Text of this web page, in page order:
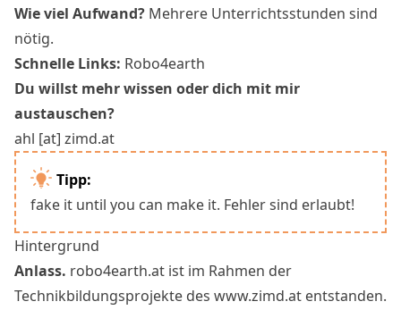
Wie viel Aufwand? Mehrere Unterrichtsstunden sind
nötig.
Schnelle Links: Robo4earth
Du willst mehr wissen oder dich mit mir
austauschen?
ahl [at] zimd.at
Tipp:
fake it until you can make it. Fehler sind erlaubt!
Hintergrund
Anlass. robo4earth.at ist im Rahmen der
Technikbildungsprojekte des www.zimd.at entstanden.